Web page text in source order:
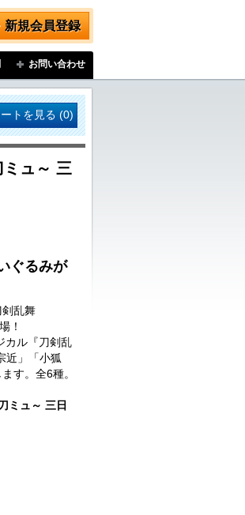
新規会員登録
お問い合わせ
トを見る (0)
ミュ～ 三
ぐるみが
乱舞
！
カル『刀剣乱
近」「小狐
す。全6種。
ミュ～ 三日